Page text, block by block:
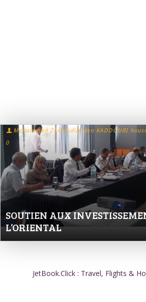
SOUTIEN AUX
L’ORIENTAL
Mohammed Zerhoudi/video KADDOURI
0
JetBook.Click : Travel, Flights &